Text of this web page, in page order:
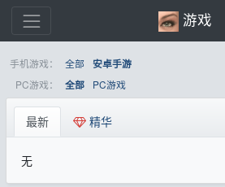
游戏
手机游戏： 全部
安卓手游
PC游戏：
全部 PC游戏
最新 精华
无